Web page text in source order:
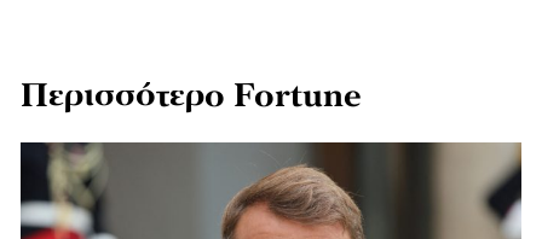
Περισσότερο Fortune